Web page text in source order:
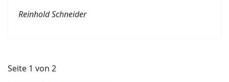
Reinhold Schneider
Seite 1 von 2